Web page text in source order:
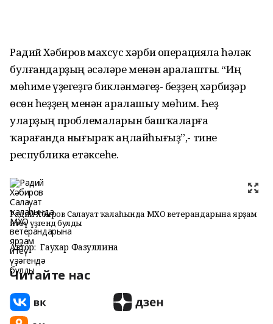
Радий Хәбиров махсус хәрби операцияла һәләк
булғандарҙың әсәләре менән аралашты. “Иң
мөһиме үҙегеҙгә бикләнмәгеҙ- беҙҙең хәрбиҙәр
өсөн һеҙҙең менән аралашыу мөһим. Һеҙ
уларҙың проблемаларын башҡаларға
ҡарағанда нығыраҡ аңлайһығыҙ”,- тине
республика етәксеһе.
Радий Хәбиров Салауат ҡалаһында МХО ветерандарына ярҙам
итеү үҙәгендә булды
Автор: Гаухар Фазуллина
Читайте нас